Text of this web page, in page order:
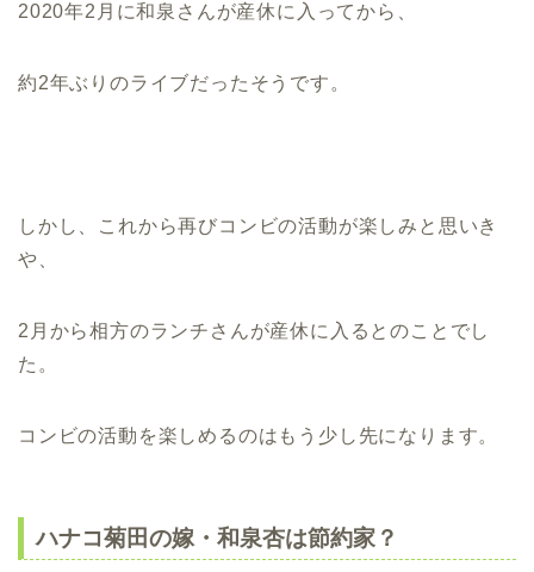
2020年2月に和泉さんが産休に入ってから、
約2年ぶりのライブだったそうです。
しかし、これから再びコンビの活動が楽しみと思いき
や、
2月から相方のランチさんが産休に入るとのことでし
た。
コンビの活動を楽しめるのはもう少し先になります。
ハナコ菊田の嫁・和泉杏は節約家？